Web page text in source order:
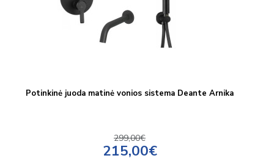
Potinkinė juoda matinė vonios sistema Deante Arnika
299,00€
215,00€